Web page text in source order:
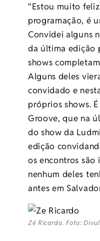
“Estou muito
programação, é
Convidei alguns
da última edição
shows
Alguns deles
convidado e
próprios shows.
Groove, que na
do show da
edição
os encontros
nenhum deles
antes em
Zé Ricardo. Foto: